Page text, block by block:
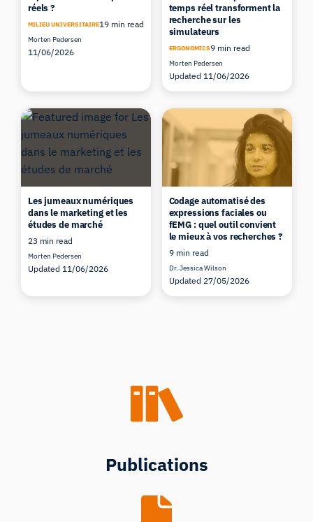
réels ?
MILIEU UNIVERSITAIRE19 min read
Morten Pedersen
11/06/2026
temps réel transforment la
recherche sur les
simulateurs
ERGONOMICS9 min read
Morten Pedersen
Updated 11/06/2026
Les jumeaux numériques
dans le marketing et les
études de marché
23 min read
Morten Pedersen
Updated 11/06/2026
Codage automatisé des
expressions faciales ou
fEMG : quel outil convient
le mieux à vos recherches ?
9 min read
Dr. Jessica Wilson
Updated 27/05/2026
Publications